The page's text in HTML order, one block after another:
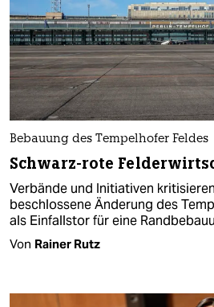
Bebauung des Tempelhofer Feldes
Schwarz-rote
Verbände und Initiativen
beschlossene Änderung des
als Einfallstor für eine
Von Rainer Rutz